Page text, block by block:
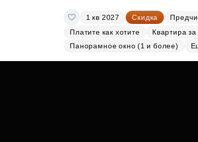
1 кв 2027 Скидка
Платите как хотите
Квартира
Панорамное окно (1 и более)